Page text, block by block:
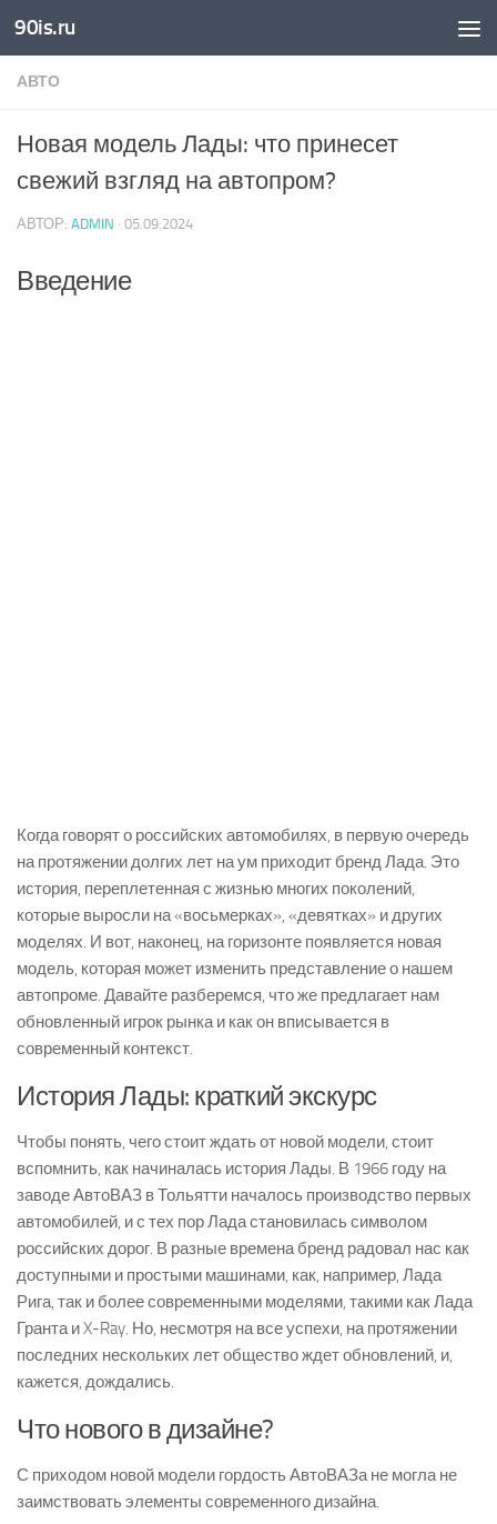
Skip to content
90is.ru
АВТО
Новая модель Лады: что принесет
свежий взгляд на автопром?
АВТОР: ADMIN · 05.09.2024
Введение
Когда говорят о российских автомобилях, в первую очередь
на протяжении долгих лет на ум приходит бренд Лада. Это
история, переплетенная с жизнью многих поколений,
которые выросли на «восьмерках», «девятках» и других
моделях. И вот, наконец, на горизонте появляется новая
модель, которая может изменить представление о нашем
автопроме. Давайте разберемся, что же предлагает нам
обновленный игрок рынка и как он вписывается в
современный контекст.
История Лады: краткий экскурс
Чтобы понять, чего стоит ждать от новой модели, стоит
вспомнить, как начиналась история Лады. В 1966 году на
заводе АвтоВАЗ в Тольятти началось производство первых
автомобилей, и с тех пор Лада становилась символом
российских дорог. В разные времена бренд радовал нас как
доступными и простыми машинами, как, например, Лада
Рига, так и более современными моделями, такими как Лада
Гранта и X-Ray. Но, несмотря на все успехи, на протяжении
последних нескольких лет общество ждет обновлений, и,
кажется, дождались.
Что нового в дизайне?
С приходом новой модели гордость АвтоВАЗа не могла не
заимствовать элементы современного дизайна.